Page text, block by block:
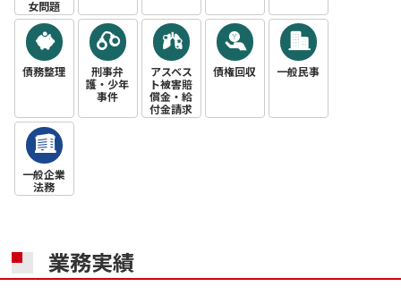
女問題
債務整理
刑事弁
護・少年
事件
アスベス
ト被害賠
償金・給
付金請求
債権回収 一般民事
一般企業
法務
業務実績